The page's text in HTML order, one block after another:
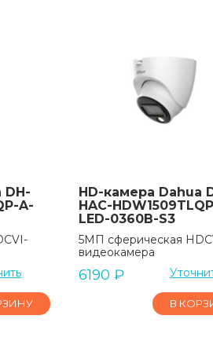
DH-
A-
HD-камера Dahua
HAC-
LED-0360B-S3
5МП сферическая
видеокамера
6190 ₽
В